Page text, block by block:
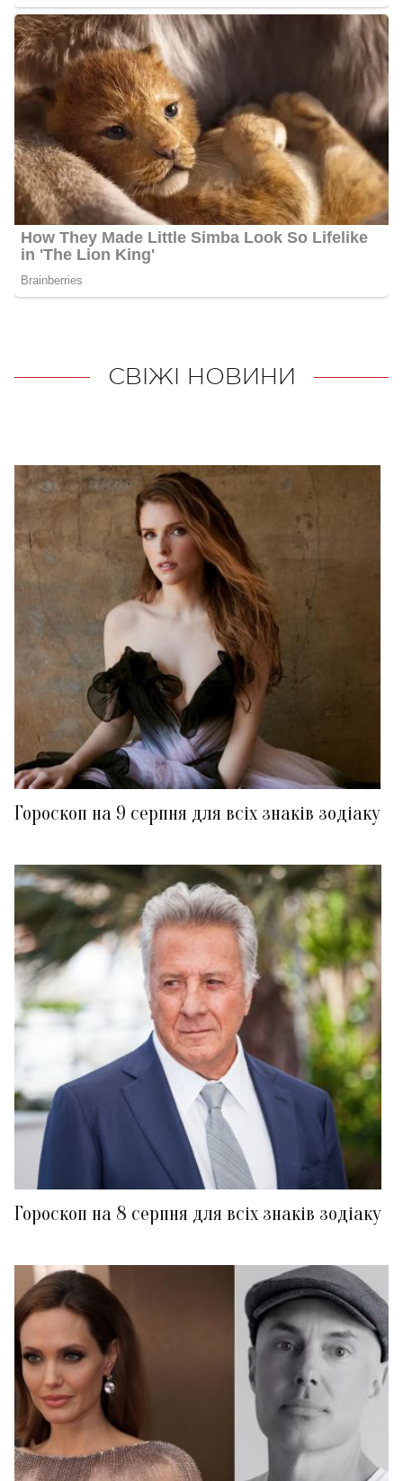
СВІЖІ НОВИНИ
Гороскоп на 9 серпня для всіх знаків зодіаку
Гороскоп на 8 серпня для всіх знаків зодіаку